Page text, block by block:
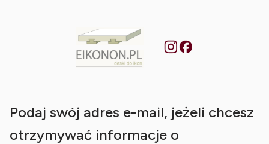
Podaj swój adres e-mail, jeżeli chcesz
otrzymywać informacje o